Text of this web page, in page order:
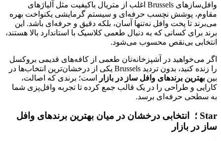
وافل‌سازهای Brussels اغلب از متریال باکیفیت مثل آلیاژهای
مقاوم، پوشش نچسب حرفه‌ای و سیستم گرمایشی یکنواخت بهره
می‌برند تا پخت وافل نه‌تنها آسان، بلکه دقیق و حرفه‌ای باشد. این
برند برای کسانی که به دنبال طعمی کلاسیک با استاندارد بالا هستند،
انتخابی بی‌نقص محسوب می‌شود.
اگر می‌خواهید در آشپزخانه‌تان طعمی از کافه‌های قدیمی بروکسل
را زنده کنید، بدون تردید Brussels یکی از درخشان‌ترین انتخاب‌ها در
بین بهترین برندهای وافل ساز در بازار
است؛ برندی که اصالت،
کارایی و طراحی را در یک قالب جمع کرده تا تجربه وافل‌پزی شما
به سطحی حرفه‌ای برسد.
Star ؛ انتخابی درخشان در میان بهترین برندهای وافل
ساز در بازار